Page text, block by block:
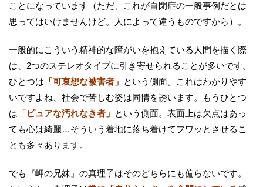
ことになっています（ただ、これが自閉症の一般事例だとは
思ってはいけませんけど。人によって違うものですから）。
一般的にこういう精神的な障がいを抱えている人間を描く際
は、2つのステレオタイプに引き寄せられることが多いです。
ひとつは 「可哀想な被害者」 という側面。これはわかりやす
いですよね、社会で苦しむ姿は同情を誘います。もうひとつ
は 「ピュアな汚れなき者」 という側面。表面上は欠点はあっ
ても心は綺麗…そういう着地に落ち着けてフワッとさせるこ
とも多々あります。
でも『岬の兄妹』の真理子はそのどちらにも偏らないです。